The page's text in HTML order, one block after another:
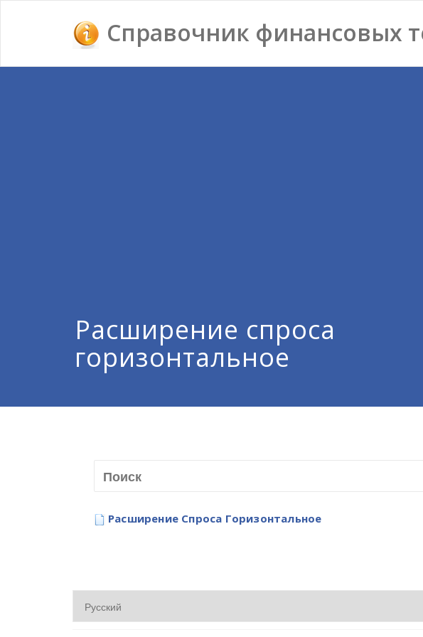
Справочник финансовых
Расширение спроса
горизонтальное
Расширение Спроса Горизонтальное